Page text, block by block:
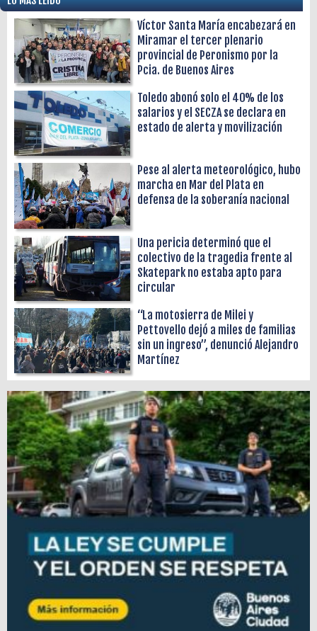
Víctor Santa María encabezará en
Miramar el tercer plenario
provincial de Peronismo por la
Pcia. de Buenos Aires
Toledo abonó solo el 40% de los
salarios y el SECZA se declara en
estado de alerta y movilización
Pese al alerta meteorológico, hubo
marcha en Mar del Plata en
defensa de la soberanía nacional
Una pericia determinó que el
colectivo de la tragedia frente al
Skatepark no estaba apto para
circular
“La motosierra de Milei y
Pettovello dejó a miles de familias
sin un ingreso”, denunció Alejandro
Martínez